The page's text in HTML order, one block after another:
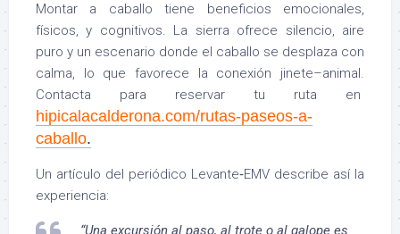
Montar a caballo tiene beneficios emocionales,
físicos, y cognitivos. La sierra ofrece silencio, aire
puro y un escenario donde el caballo se desplaza con
calma, lo que favorece la conexión jinete–animal.
Contacta para reservar tu ruta en
hipicalacalderona.com/rutas-paseos-a-
caballo.
Un artículo del periódico Levante‑EMV describe así la
experiencia:
“Una excursión al paso, al trote o al galope es